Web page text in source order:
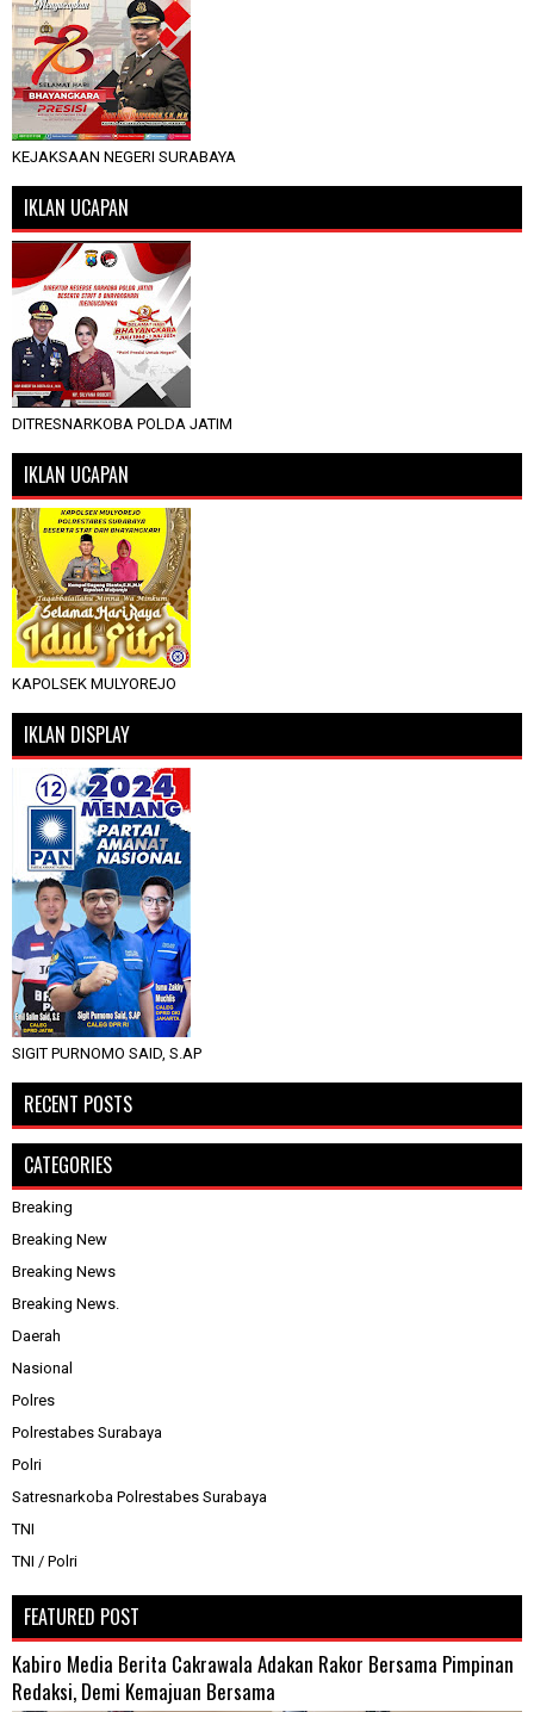
KEJAKSAAN NEGERI SURABAYA
IKLAN UCAPAN
DITRESNARKOBA POLDA JATIM
IKLAN UCAPAN
KAPOLSEK MULYOREJO
IKLAN DISPLAY
SIGIT PURNOMO SAID, S.AP
RECENT POSTS
CATEGORIES
Breaking
Breaking New
Breaking News
Breaking News.
Daerah
Nasional
Polres
Polrestabes Surabaya
Polri
Satresnarkoba Polrestabes Surabaya
TNI
TNI / Polri
FEATURED POST
Kabiro Media Berita Cakrawala Adakan Rakor Bersama Pimpinan
Redaksi, Demi Kemajuan Bersama